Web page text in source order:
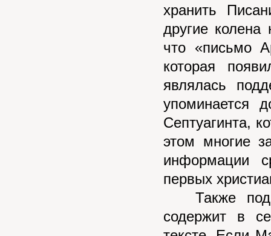
хранить
другие
что «письмо
которая
являлась
упоминается
Септуагинта,
этом многие
информации
первых
Также
содержит в